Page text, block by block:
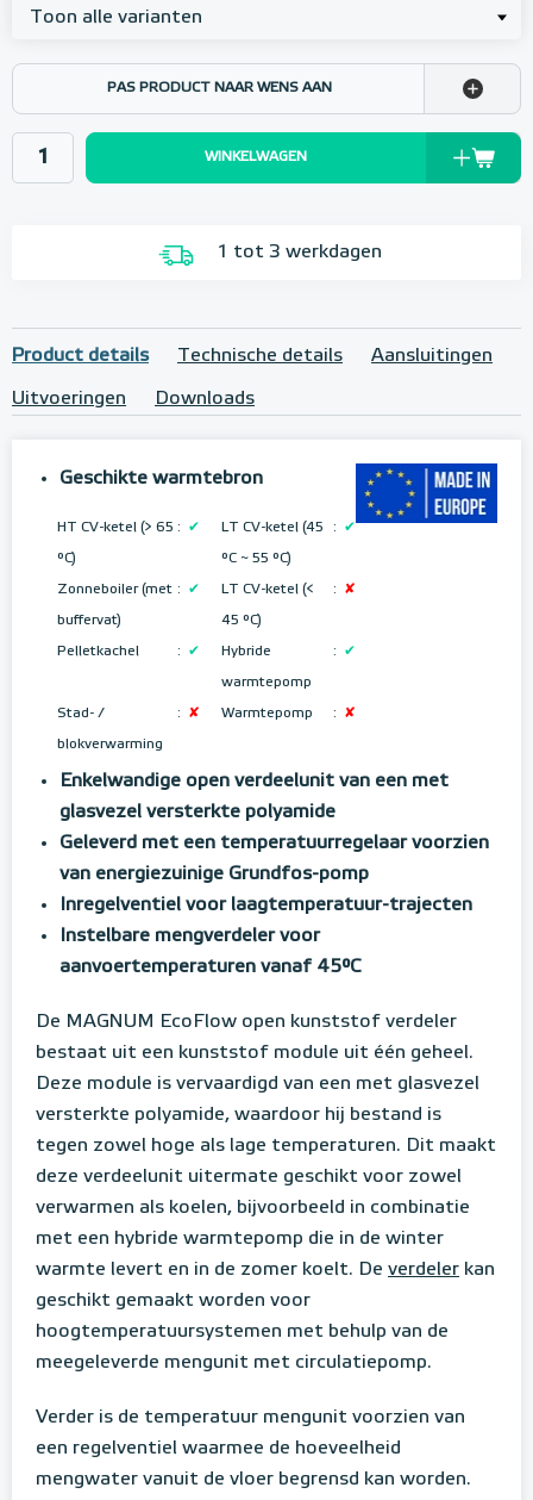
Toon alle varianten
PAS PRODUCT NAAR WENS AAN
WINKELWAGEN
1 tot 3 werkdagen
Product details Technische details Aansluitingen
Uitvoeringen Downloads
Geschikte warmtebron
HT CV-ketel (> 65
°C)
: ✔ LT CV-ketel (45
°C ~ 55 °C)
: ✔
Zonneboiler (met
buffervat)
: ✔ LT CV-ketel (<
45 °C)
: ✘
Pelletkachel : ✔ Hybride
warmtepomp
: ✔
Stad- /
blokverwarming
: ✘ Warmtepomp : ✘
Enkelwandige open verdeelunit van een met
glasvezel versterkte polyamide
Geleverd met een temperatuurregelaar voorzien
van energiezuinige Grundfos-pomp
Inregelventiel voor laagtemperatuur-trajecten
Instelbare mengverdeler voor
aanvoertemperaturen vanaf 45°C
De MAGNUM EcoFlow open kunststof verdeler
bestaat uit een kunststof module uit één geheel.
Deze module is vervaardigd van een met glasvezel
versterkte polyamide, waardoor hij bestand is
tegen zowel hoge als lage temperaturen. Dit maakt
deze verdeelunit uitermate geschikt voor zowel
verwarmen als koelen, bijvoorbeeld in combinatie
met een hybride warmtepomp die in de winter
warmte levert en in de zomer koelt. De verdeler kan
geschikt gemaakt worden voor
hoogtemperatuursystemen met behulp van de
meegeleverde mengunit met circulatiepomp.
Verder is de temperatuur mengunit voorzien van
een regelventiel waarmee de hoeveelheid
mengwater vanuit de vloer begrensd kan worden.